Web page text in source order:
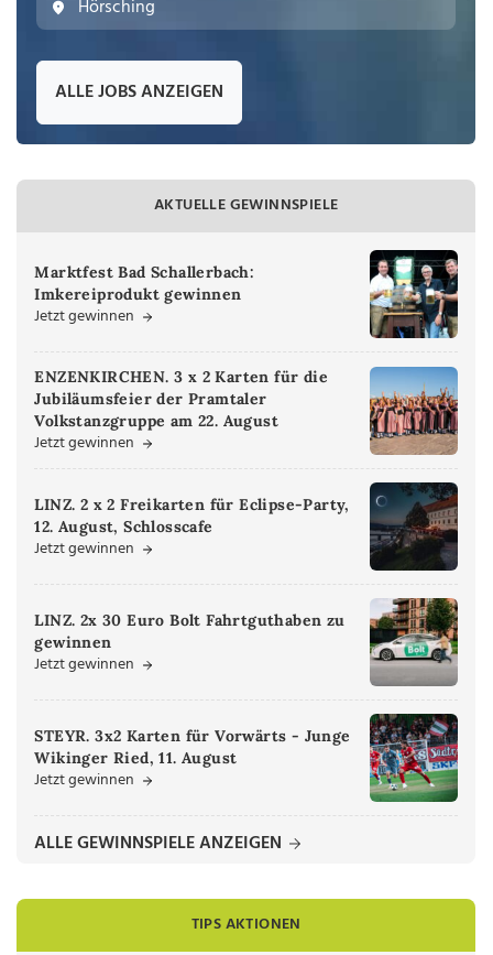
Hörsching
ALLE JOBS ANZEIGEN
AKTUELLE GEWINNSPIELE
Marktfest Bad Schallerbach:
Imkereiprodukt gewinnen
Jetzt gewinnen
ENZENKIRCHEN. 3 x 2 Karten für die
Jubiläumsfeier der Pramtaler
Volkstanzgruppe am 22. August
Jetzt gewinnen
LINZ. 2 x 2 Freikarten für Eclipse-Party,
12. August, Schlosscafe
Jetzt gewinnen
LINZ. 2x 30 Euro Bolt Fahrtguthaben zu
gewinnen
Jetzt gewinnen
STEYR. 3x2 Karten für Vorwärts - Junge
Wikinger Ried, 11. August
Jetzt gewinnen
ALLE GEWINNSPIELE ANZEIGEN
TIPS AKTIONEN